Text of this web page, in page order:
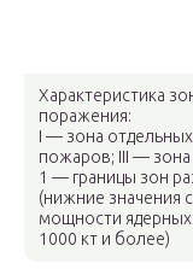
Характеристика
поражения:
I — зона
пожаров; III — зона
1 — границы зон
(нижние значения
мощности
1000 кт и более)